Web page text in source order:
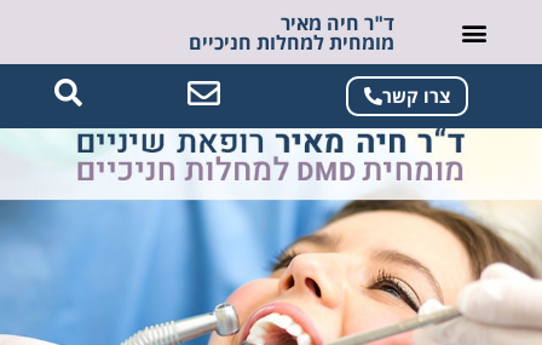
ד"ר חיה מאיר
מומחית למחלות חניכיים
צרו קשר